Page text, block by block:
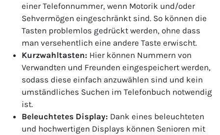
einer Telefonnummer, wenn Motorik und/oder
Sehvermögen eingeschränkt sind. So können die
Tasten problemlos gedrückt werden, ohne dass
man versehentlich eine andere Taste erwischt.
Kurzwahltasten: Hier können Nummern von
Verwandten und Freunden eingespeichert werden,
sodass diese einfach anzuwählen sind und kein
umständliches Suchen im Telefonbuch notwendig
ist.
Beleuchtetes Display: Dank eines beleuchteten
und hochwertigen Displays können Senioren mit